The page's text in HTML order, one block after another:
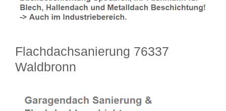
Flachdachsanierung 76337
Waldbronn